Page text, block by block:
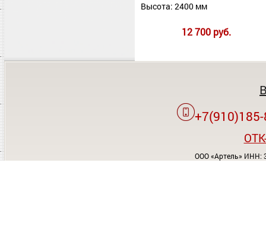
Высота: 2400 мм
12 700 руб.
ООО «Артель» ИНН: